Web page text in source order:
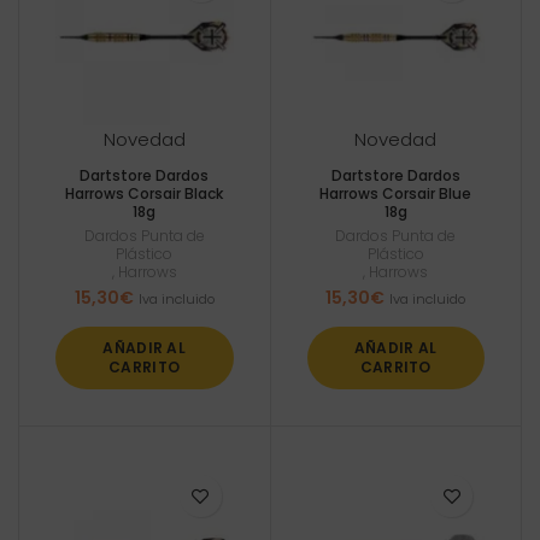
Novedad
Dartstore Dardos
Harrows Corsair Black
18g
Dardos Punta de
Plástico
Harrows
15,30€ Iva incluido
AÑADIR AL
CARRITO
Novedad
Dartstore Dardos
Harrows Corsair Blue
18g
Dardos Punta de
Plástico
Harrows
15,30€ Iva incluido
AÑADIR AL
CARRITO